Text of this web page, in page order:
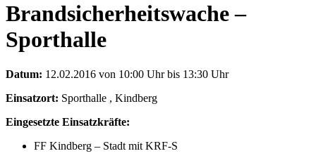
Brandsicherheitswache –
Sporthalle
Datum: 12.02.2016 von 10:00 Uhr bis 13:30 Uhr
Einsatzort: Sporthalle , Kindberg
Eingesetzte Einsatzkräfte:
FF Kindberg – Stadt mit KRF-S